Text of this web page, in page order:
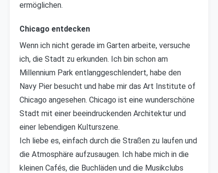
ermöglichen.
Chicago entdecken
Wenn ich nicht gerade im Garten arbeite, versuche
ich, die Stadt zu erkunden. Ich bin schon am
Millennium Park entlanggeschlendert, habe den
Navy Pier besucht und habe mir das Art Institute of
Chicago angesehen. Chicago ist eine wunderschöne
Stadt mit einer beeindruckenden Architektur und
einer lebendigen Kulturszene.
Ich liebe es, einfach durch die Straßen zu laufen und
die Atmosphäre aufzusaugen. Ich habe mich in die
kleinen Cafés, die Buchläden und die Musikclubs